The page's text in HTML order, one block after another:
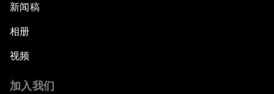
新闻稿
相册
视频
加入我们